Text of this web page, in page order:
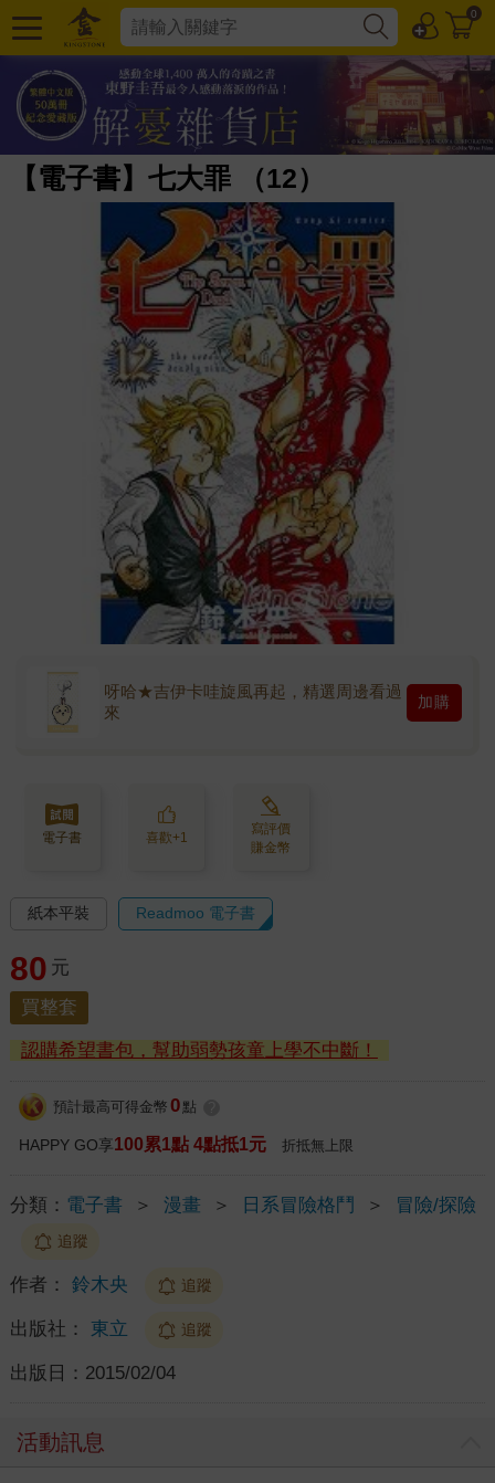
0
【電子書】七大罪 （12）
呀哈★吉伊卡哇旋風再起，精選周邊看過
來
加購
電子書 喜歡+1
寫評價
賺金幣
紙本平裝 Readmoo 電子書
80 元
買整套
認購希望書包，幫助弱勢孩童上學不中斷！
預計最高可得金幣 0 點
HAPPY GO享100累1點 4點抵1元 折抵無上限
分類： 電子書 ＞ 漫畫 ＞ 日系冒險格鬥 ＞ 冒險/探險
追蹤
作者： 鈴木央 追蹤
出版社： 東立 追蹤
出版日： 2015/02/04
活動訊息